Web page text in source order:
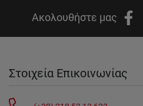
Ακολουθήστε μας
Στοιχεία Επικοινωνίας